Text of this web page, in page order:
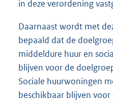
in deze verordening
Daarnaast wordt met
bepaald dat de
middeldure huur en
blijven voor de
Sociale huurwoningen
beschikbaar blijven